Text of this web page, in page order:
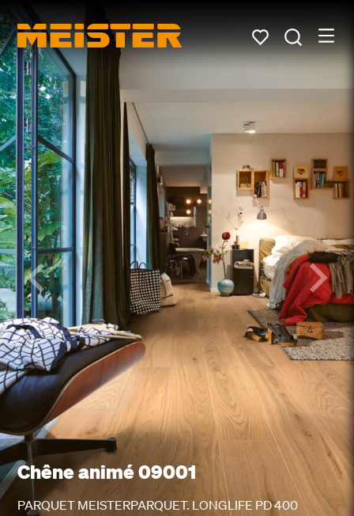
Chêne animé 09001
PARQUET MEISTERPARQUET. LONGLIFE PD 400